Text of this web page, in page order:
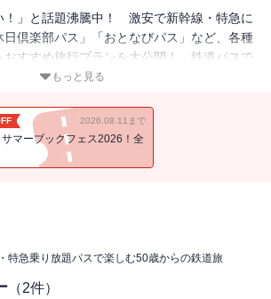
！」と話題沸騰中！ 激安で新幹線・特急に
倶楽部パス」「おとなびパス」など、各種
おすすめ旅行プランを大公開！ 鉄道パスで
たプロが、「最大限安く、最大限楽しむ」ノ
もっと見る
2026.08.11まで
サマーブックフェス2026！全
特急乗り放題パスで楽しむ50歳からの鉄道旅
（2件）